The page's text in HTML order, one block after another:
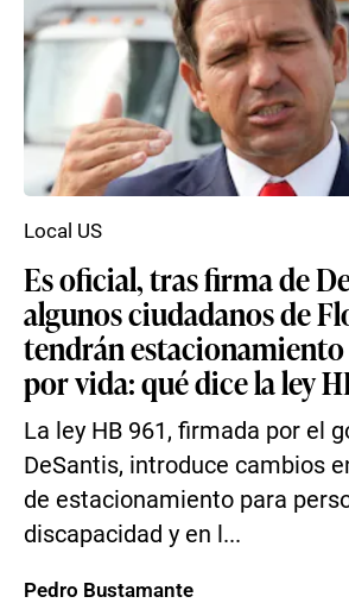
Es oficial, tras firma de
algunos ciudadanos de
tendrán
por vida: qué dice la ley
La ley HB 961, firmada por el
DeSantis, introduce cambios
de estacionamiento para
discapacidad y en l...
Local US
Pedro Bustamante